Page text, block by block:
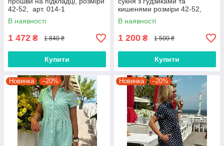
42-52, арт. 014-1
В наявності
1 472 ₴ 1 840 ₴
Купити
кишенями розміри 42-52,
арт. 014-1
В наявності
1 200 ₴ 1 500 ₴
Купити
Новинка –20% Новинка –20%